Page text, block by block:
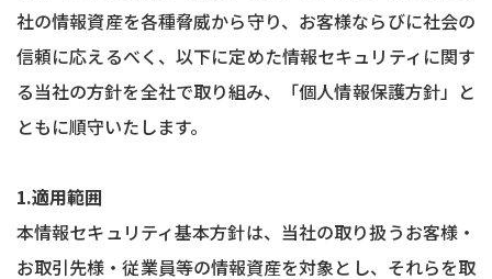
社の情報資産を各種脅威から守り、お客様ならびに社会の
信頼に応えるべく、以下に定めた情報セキュリティに関す
る当社の方針を全社で取り組み、「個人情報保護方針」と
ともに順守いたします。
1.適用範囲
本情報セキュリティ基本方針は、当社の取り扱うお客様・
お取引先様・従業員等の情報資産を対象とし、それらを取